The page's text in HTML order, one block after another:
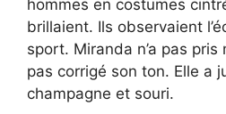
hommes en costumes
brillaient. Ils observaient
sport. Miranda n’a pas pris
pas corrigé son ton. Elle a
champagne et souri.